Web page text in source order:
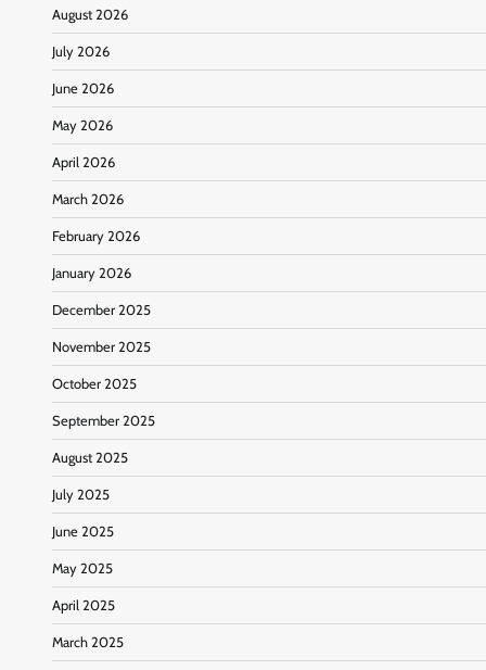
August 2026
July 2026
June 2026
May 2026
April 2026
March 2026
February 2026
January 2026
December 2025
November 2025
October 2025
September 2025
August 2025
July 2025
June 2025
May 2025
April 2025
March 2025